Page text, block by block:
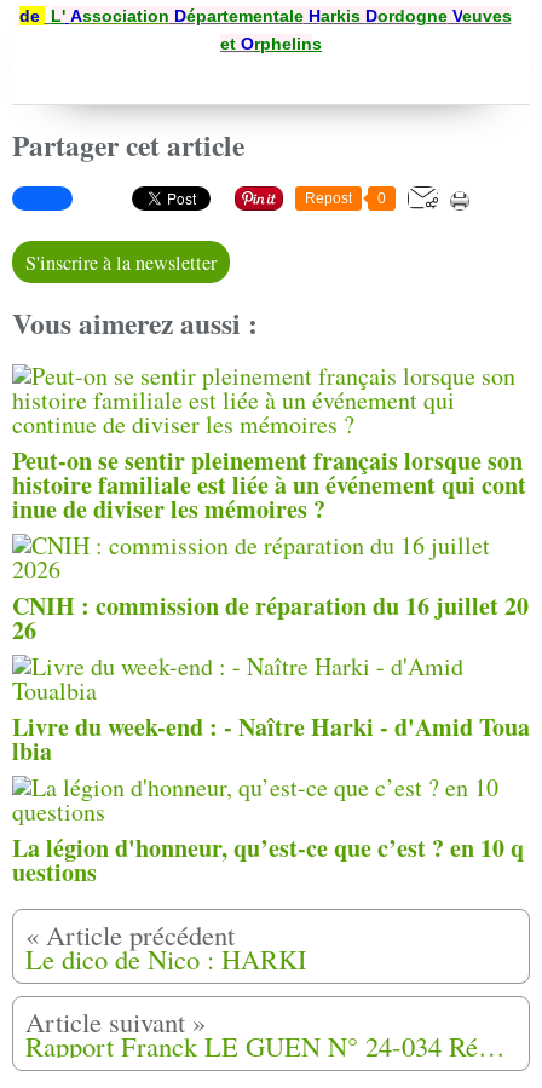
de
L' Association DépartementaleHarkis DordogneVeuves
et Orphelins
Partager cet article
Repost 0
S'inscrire à la newsletter
Vous aimerez aussi :
Peut-on se sentir pleinement français lorsque son
histoire familiale est liée à un événement qui cont
inue de diviser les mémoires ?
CNIH : commission de réparation du 16 juillet 20
26
Livre du week-end : - Naître Harki - d'Amid Toua
lbia
La légion d'honneur, qu’est-ce que c’est ? en 10 q
uestions
Le dico de Nico : HARKI
Rapport Franck LE GUEN N° 24-034 Réflexion prospective sur organisation consacrée à la mémoire des Harkis